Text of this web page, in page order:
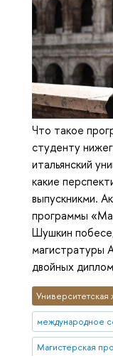
Что такое
студенту
итальянский
какие
выпускникми.
программы
Шушкин
магистратуры
двойных
Университетская
международное
Магистерская